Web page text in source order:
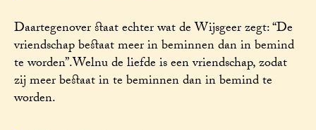
Daartegenover staat echter wat de Wijsgeer zegt: “De
vriendschap bestaat meer in beminnen dan in bemind
te worden”.Welnu de liefde is een vriendschap, zodat
zij meer bestaat in te beminnen dan in bemind te
worden.